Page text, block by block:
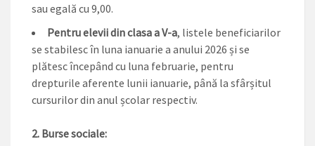
sau egală cu 9,00.
Pentru elevii din clasa a V-a, listele beneficiarilor
se stabilesc în luna ianuarie a anului 2026 și se
plătesc începând cu luna februarie, pentru
drepturile aferente lunii ianuarie, până la sfârșitul
cursurilor din anul școlar respectiv.
2. Burse sociale: